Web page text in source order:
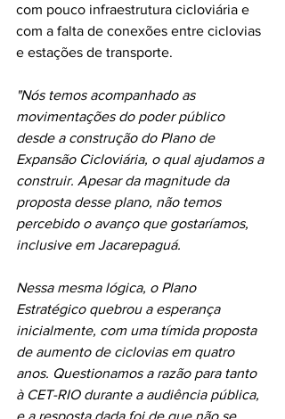
com pouco infraestrutura cicloviária e
com a falta de conexões entre ciclovias
e estações de transporte.
"Nós temos acompanhado as
movimentações do poder público
desde a construção do Plano de
Expansão Cicloviária, o qual ajudamos a
construir. Apesar da magnitude da
proposta desse plano, não temos
percebido o avanço que gostaríamos,
inclusive em Jacarepaguá.
Nessa mesma lógica, o Plano
Estratégico quebrou a esperança
inicialmente, com uma tímida proposta
de aumento de ciclovias em quatro
anos. Questionamos a razão para tanto
à CET-RIO durante a audiência pública,
e a resposta dada foi de que não se